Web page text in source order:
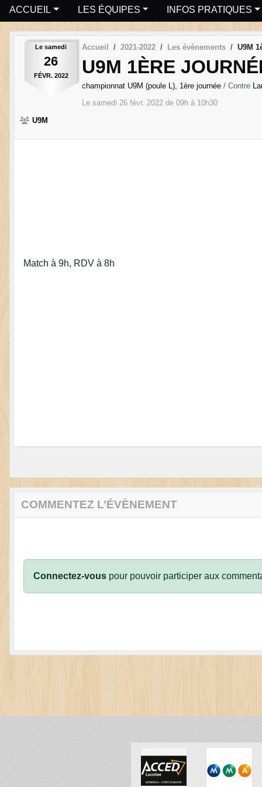
ACCUEIL LES ÉQUIPES INFOS PRATIQUES
Le samedi
26
FÉVR. 2022
Accueil 2021-2022 Les évènements U9M
U9M 1ÈRE
championnat U9M (poule L), 1ère journée / Contre
Le samedi 26 févr. 2022 de 09h à 10h30
U9M
Match à 9h, RDV à 8h
COMMENTEZ L’ÉVÈNEMENT
Connectez-vous pour pouvoir participer aux